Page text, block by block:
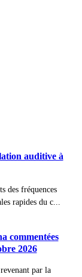
auditive à
des fréquences
rapides du c...
commentées
2026
par la